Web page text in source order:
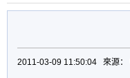
2011-03-09 11:50:04 來源：